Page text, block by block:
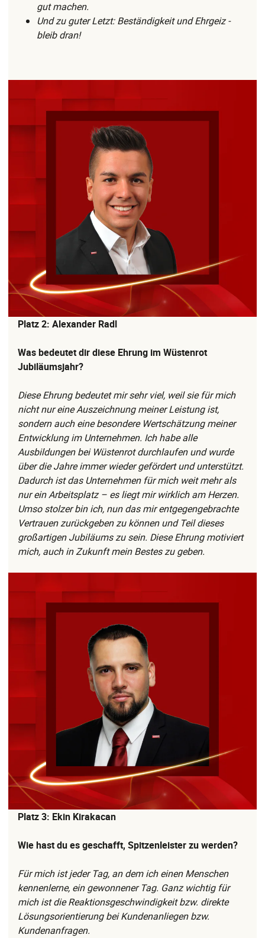
gut machen.
Und zu guter Letzt: Beständigkeit und Ehrgeiz -
bleib dran!
Platz 2: Alexander Radl
Was bedeutet dir diese Ehrung im Wüstenrot
Jubiläumsjahr?
Diese Ehrung bedeutet mir sehr viel, weil sie für mich
nicht nur eine Auszeichnung meiner Leistung ist,
sondern auch eine besondere Wertschätzung meiner
Entwicklung im Unternehmen. Ich habe alle
Ausbildungen bei Wüstenrot durchlaufen und wurde
über die Jahre immer wieder gefördert und unterstützt.
Dadurch ist das Unternehmen für mich weit mehr als
nur ein Arbeitsplatz – es liegt mir wirklich am Herzen.
Umso stolzer bin ich, nun das mir entgegengebrachte
Vertrauen zurückgeben zu können und Teil dieses
großartigen Jubiläums zu sein. Diese Ehrung motiviert
mich, auch in Zukunft mein Bestes zu geben.
Platz 3: Ekin Kirakacan
Wie hast du es geschafft, Spitzenleister zu werden?
Für mich ist jeder Tag, an dem ich einen Menschen
kennenlerne, ein gewonnener Tag. Ganz wichtig für
mich ist die Reaktionsgeschwindigkeit bzw. direkte
Lösungsorientierung bei Kundenanliegen bzw.
Kundenanfragen.